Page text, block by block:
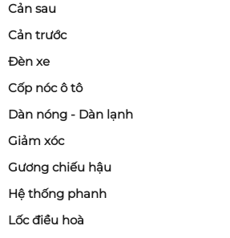
Cản sau
Cản trước
Đèn xe
Cốp nóc ô tô
Dàn nóng - Dàn lạnh
Giảm xóc
Gương chiếu hậu
Hệ thống phanh
Lốc điều hoà